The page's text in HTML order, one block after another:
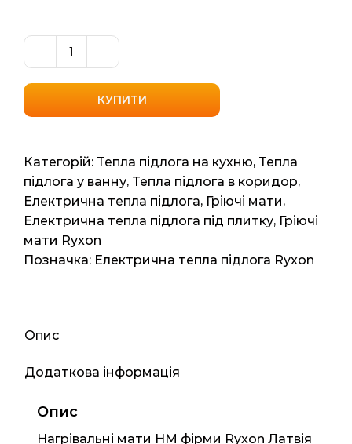
Нагрівальний
мат
Ryxon
HM
(Латвія)
5м2
10мп
1000ват
кількість
КУПИТИ
Категорій: Тепла підлога на кухню, Тепла
підлога у ванну, Тепла підлога в коридор,
Електрична тепла підлога, Гріючі мати,
Електрична тепла підлога під плитку, Гріючі
мати Ryxon
Позначка: Електрична тепла підлога Ryxon
Опис
Додаткова інформація
Опис
Нагрівальні мати HM фірми Ryxon Латвія